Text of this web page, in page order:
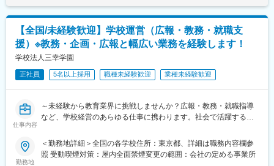
園駅、京成西船駅、九段下駅、秋葉原駅、日暮里駅、板橋駅、大
塚駅(東京都)、赤羽岩淵駅、西早稲田駅、京急蒲田駅、不動前駅、
新橋駅、代官山駅、新宿駅、新宿三丁目駅、八王子駅、府中競馬
正門前駅、立川駅、日本大通り駅、静岡駅、第一通り駅、伏見駅
駅、尾頭橋駅、新豊田駅、東梅田駅、中津駅(地下鉄)、福島駅(大
阪府・阪神線)、新大阪駅、祇園四条駅、四条駅(京都市営)、四条
大宮駅、九条駅(京都府)、伏見桃山駅、倉敷駅、松川町駅、横川駅
(広島県)、紙屋町東駅、通町筋駅、大通駅、北１２条駅、すすきの
駅、千葉中央駅、東中山駅、後楽園駅、神田駅(東京都)、西日暮里
駅、恵比寿駅、都庁前駅、府中本町駅、馬車道駅、日吉町駅、新
浜松駅、国際センター駅、名古屋駅、栄駅(愛知県)、西一宮駅、大
【全国/未経験歓迎】学校運営（広報・教務・就職支
援）※教務・企画・広報と幅広い業務を経験します！
学校法人三幸学園
正社員 5名以上採用 職種未経験歓迎 業種未経験歓迎
仕事内容
～未経験から教育業界に挑戦しませんか？広報・教務・就職指導
など、学校経営のあらゆる仕事に携わります。社会で活躍する人
＜＜想定勤務地：全国の専門学校／高校／大学／地域広報室での
勤務になります＞＞
「北海道、宮城県、群馬県、栃木県、茨城県、埼玉県、東京都、
勤務地
＜勤務地詳細＞全国の各学校住所：東京都、詳細は職務内容欄参
照 受動喫煙対策：屋内全面禁煙変更の範囲：会社の定める事業所